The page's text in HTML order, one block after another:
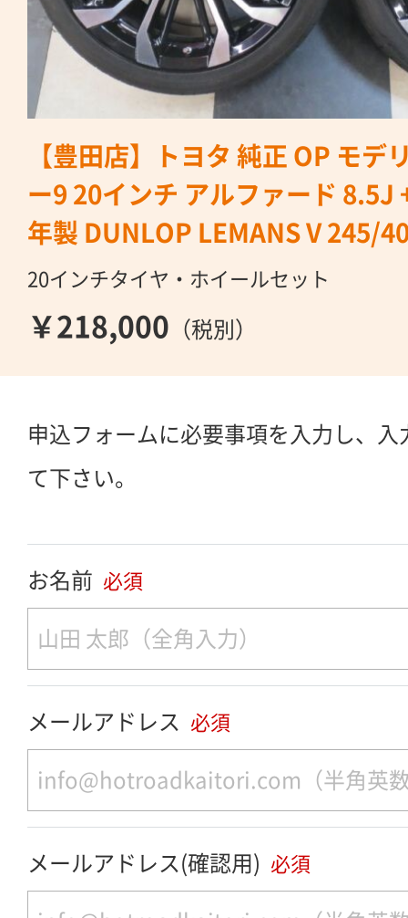
【豊田店】トヨタ 純正 OP モデ
ー9 20インチ アルファード 8.5J
年製 DUNLOP LEMANS V 245/
20インチタイヤ・ホイールセット
￥218,000 （税別）
申込フォームに必要事項を入力し、
て下さい。
お名前 必須
メールアドレス 必須
メールアドレス(確認用) 必須